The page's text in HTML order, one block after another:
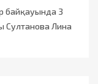
байқауында 3
Султанова Лина